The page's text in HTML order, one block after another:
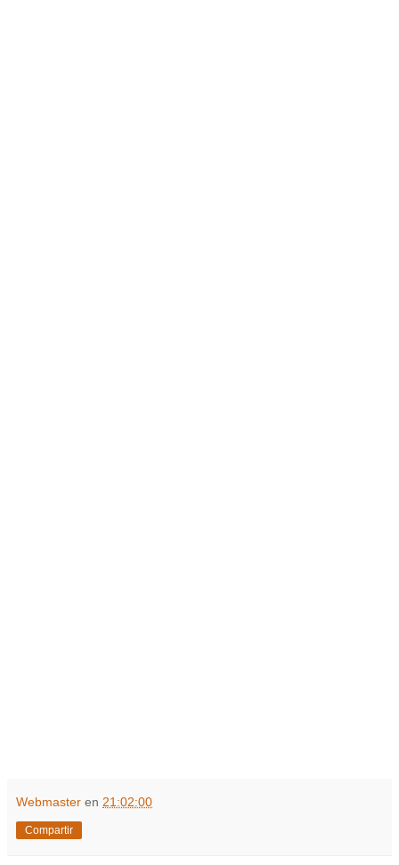
Webmaster en 21:02:00
Compartir